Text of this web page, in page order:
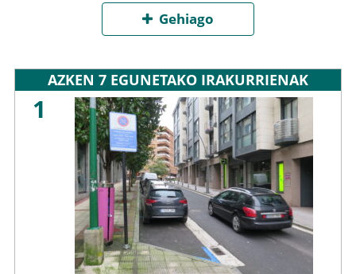
Gehiago
AZKEN 7 EGUNETAKO IRAKURRIENAK
1